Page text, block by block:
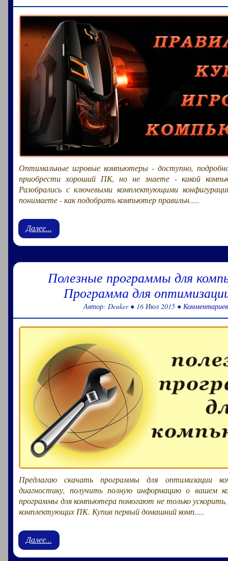
Оптимальные игровые компьютеры - доступно,
приобрести хороший ПК, но не знаете - какой
Разобрались с ключевыми комплектующими
понимаете - как подобрать компьютер правильн.....
Далее...
Полезные программы для
Программа для
Автор: Denker ● 16 Июл 2015 ●
Предлагаю скачать программы для оптимизации
диагностику, получить полную информацию о вашем
программы для компьютера помогают не только
комплектующих ПК. Купив первый домашний комп.....
Далее...